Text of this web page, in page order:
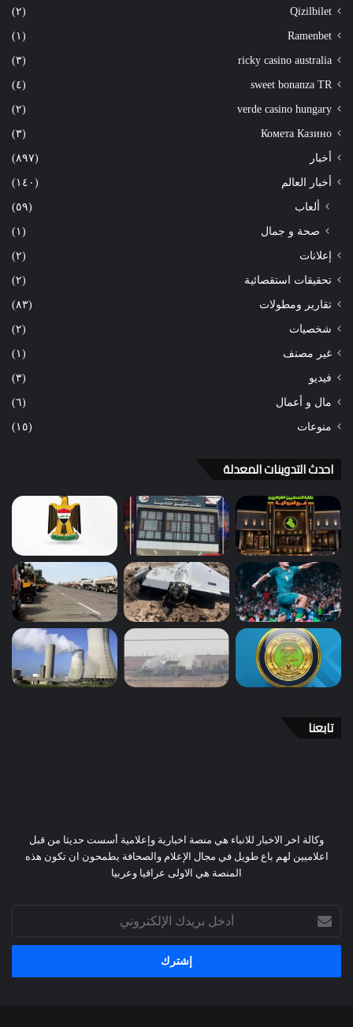
Qizilbilet (٢)
Ramenbet (١)
ricky casino australia (٣)
sweet bonanza TR (٤)
verde casino hungary (٢)
Комета Казино (٣)
أخبار (٨٩٧)
أخبار العالم (١٤٠)
ألعاب
(٥٩)
صحة و جمال
(١)
إعلانات (٢)
تحقيقات استقصائية (٢)
تقارير ومطولات (٨٣)
شخصيات (٢)
غير مصنف (١)
فيديو (٣)
مال و أعمال (٦)
منوعات (١٥)
احدث التدوينات المعدلة
تابعنا
وكالة اخر الاخبار للانباء هي منصة اخبارية وإعلامية أسست حديثا من قبل
اعلاميين لهم باع طويل في مجال الإعلام والصحافة يطمحون ان تكون هذه
المنصة هي الاولى عراقيا وعربيا
أدخل
بريدك
الإلكتروني